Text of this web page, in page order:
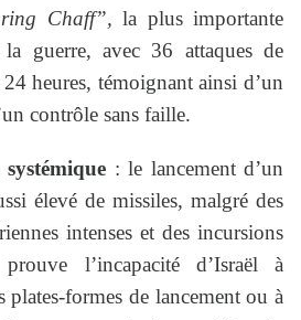
Chaff”, la plus importante
guerre, avec 36 attaques de
heures, témoignant ainsi d’un
contrôle sans faille.
systémique : le lancement d’un
élevé de missiles, malgré des
intenses et des incursions
prouve l’incapacité d’Israël à
plates-formes de lancement ou à